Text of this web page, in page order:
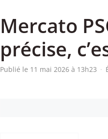
Mercato
précise,
Publié le 11 mai 2026 à 13h23 ·